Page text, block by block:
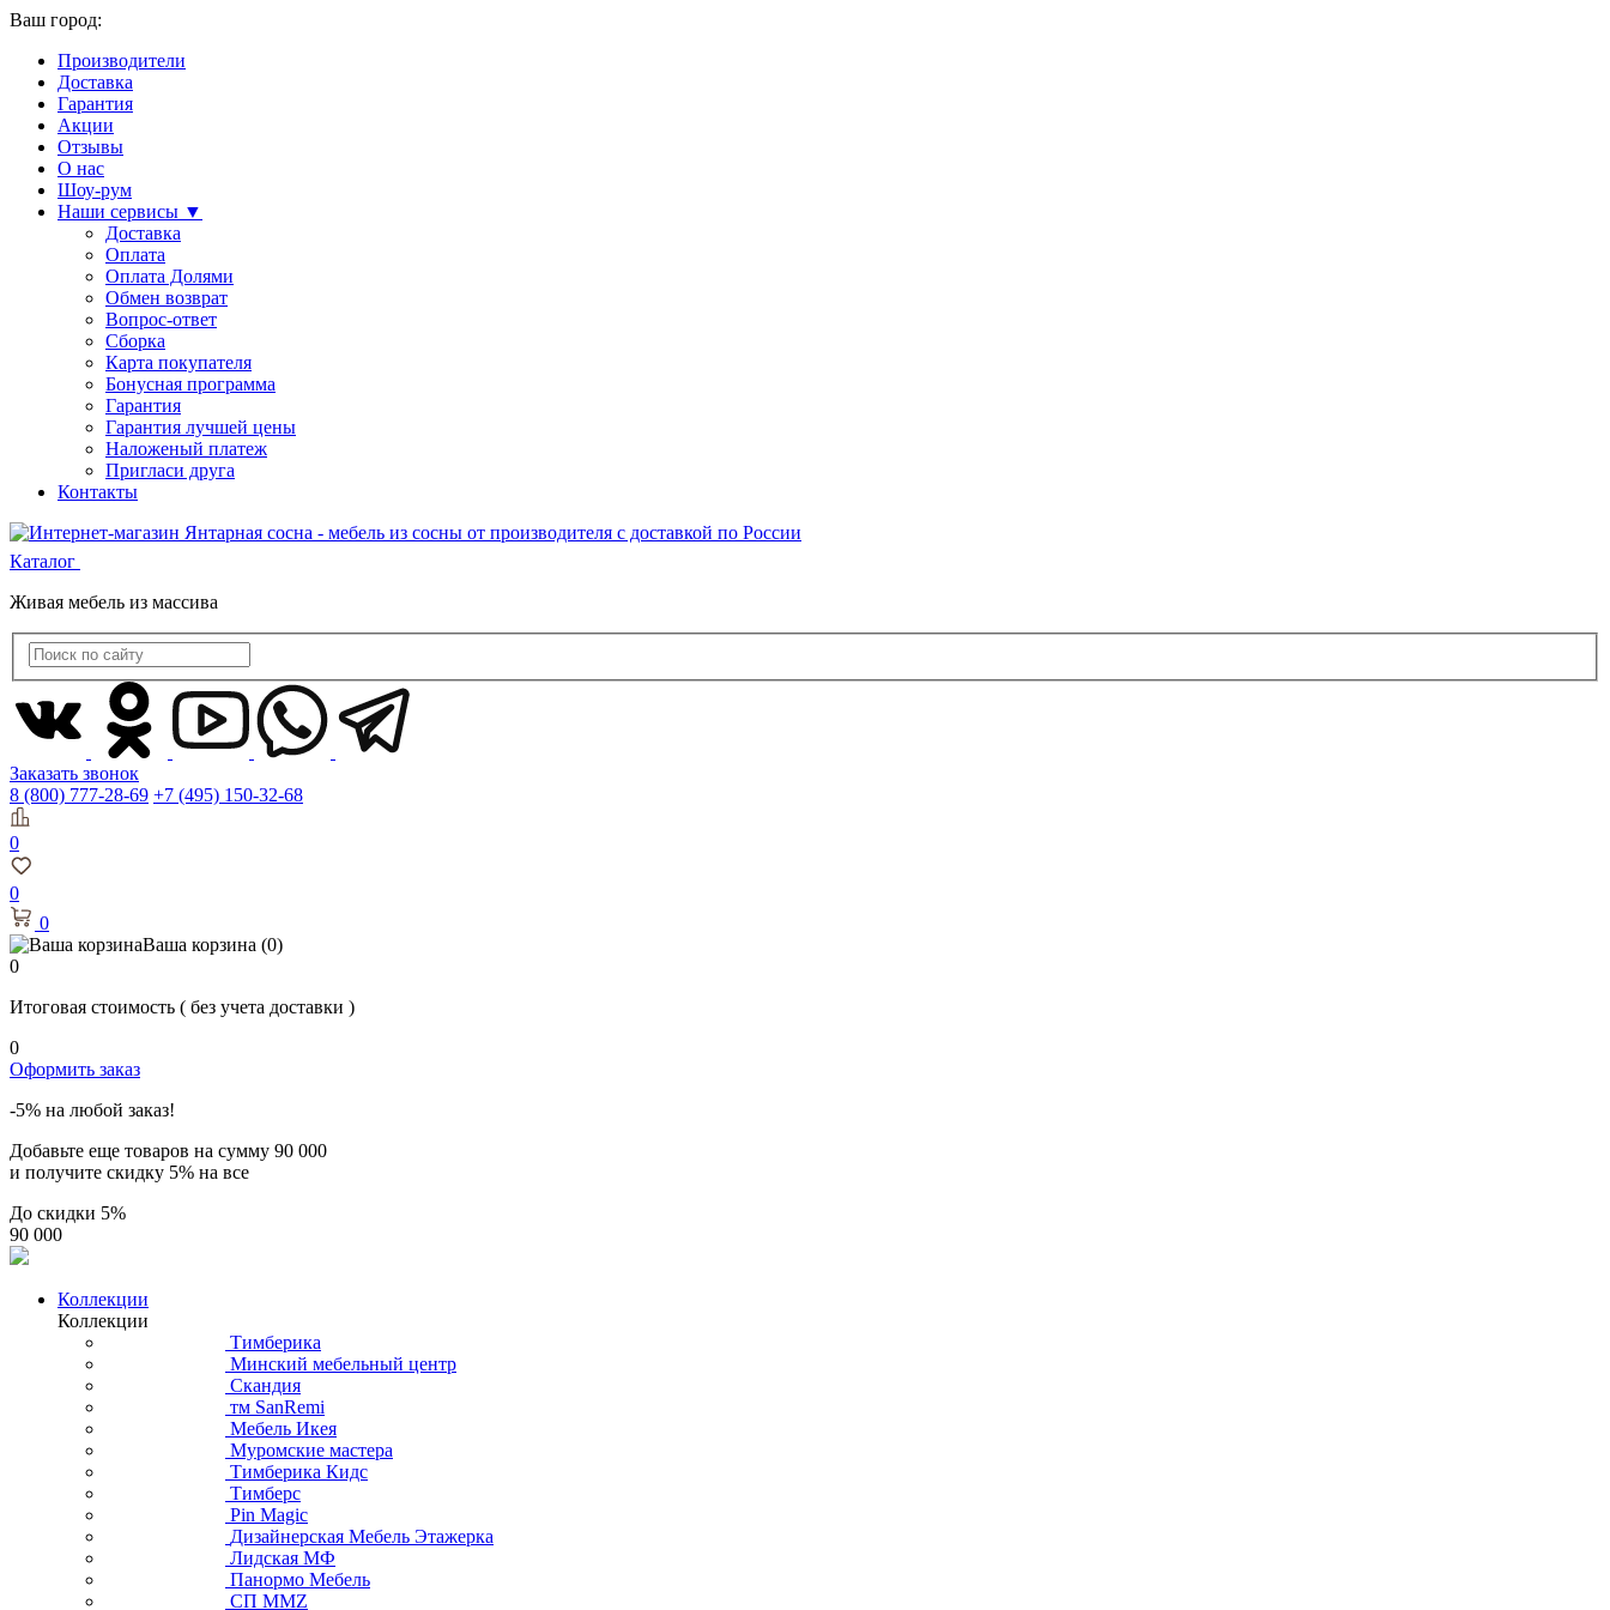
Ваш город:
Производители
Доставка
Гарантия
Акции
Отзывы
О нас
Шоу-рум
Наши сервисы ▼
Доставка
Оплата
Оплата Долями
Обмен возврат
Вопрос-ответ
Сборка
Карта покупателя
Бонусная программа
Гарантия
Гарантия лучшей цены
Наложеный платеж
Пригласи друга
Контакты
Каталог
Живая мебель из массива
Заказать звонок
8 (800) 777-28-69 +7 (495) 150-32-68
0
0
0
Ваша корзина (0)
0
Итоговая стоимость ( без учета доставки )
0
Оформить заказ
-5% на любой заказ!
Добавьте еще товаров на сумму 90 000
и получите скидку 5% на все
До скидки 5%
90 000
Коллекции
Коллекции
Тимберика
Минский мебельный центр
Скандия
тм SanRemi
Мебель Икея
Муромские мастера
Тимберика Кидс
Тимберс
Pin Magic
Дизайнерская Мебель Этажерка
Лидская МФ
Панормо Мебель
СП ММZ